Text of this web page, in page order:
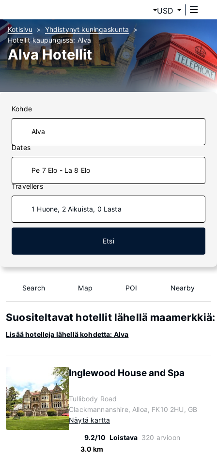
USD
Kotisivu
Yhdistynyt kuningaskunta
Hotellit kaupungissa: Alva
Alva Hotellit
Kohde
Dates
Pe 7 Elo - La 8 Elo
Travellers
1 Huone, 2 Aikuista, 0 Lasta
Etsi
Search Map POI Nearby
Suositeltavat hotellit lähellä
Lisää hotelleja lähellä kohdetta: Alva
Inglewood House and Spa
Tullibody Road
Clackmannanshire, Alloa, FK10 2HU, GB
Näytä kartta
9.2/10 Loistava 320 arvioon
3.0 km